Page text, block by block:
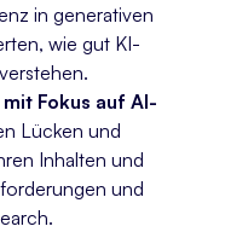
in generativen
wie gut KI-
Fokus auf AI-
Lücken und
Inhalten und
und